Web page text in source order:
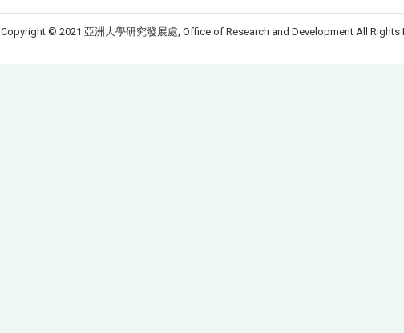
Copyright © 2021 亞洲大學研究發展處, Office of Research and Development All Rights